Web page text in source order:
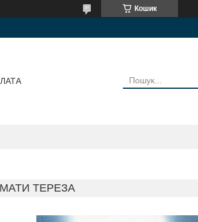
Кошик
ТЕРЕЗА